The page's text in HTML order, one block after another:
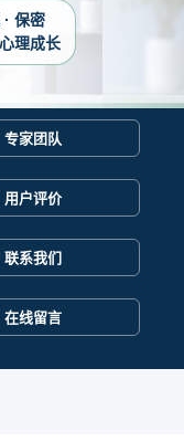
保密
理成长
专家团队
用户评价
联系我们
在线留言